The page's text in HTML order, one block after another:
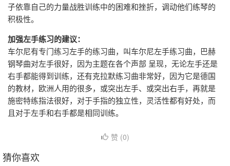
子依靠自己的力量战胜训练中的困难和挫折，调动他们练琴的
积极性。
加强左手练习的建议：
车尔尼有专门练习左手的练习曲，叫车尔尼左手练习曲，巴赫
钢琴曲对左手很好，因为主题在各个声部 呈现，无论左手还是
右手都能得到训练，还有克拉默练习曲非常好，因为它是德国
的教材，欧洲人用的很多，或突出左手、或突出右手，再就是
施密特练指法很好，对于手指的独立性，灵活性都有好处，而
且对于左手和右手都是相同训练。
赞 (0)
猜你喜欢